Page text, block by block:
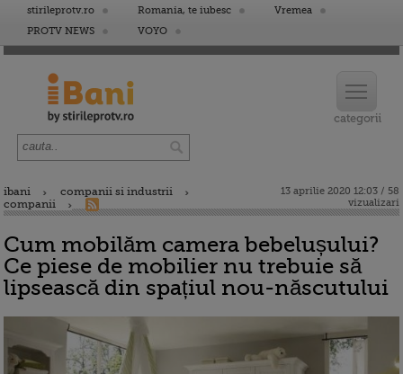
stirileprotv.ro Romania, te iubesc
Vremea
PROTV NEWS
VOYO
ibani
companii si industrii
companii
13 aprilie 2020 12:03 / 58
vizualizari
Cum mobilăm camera bebelușului?
Ce piese de mobilier nu trebuie să
lipsească din spațiul nou-născutului